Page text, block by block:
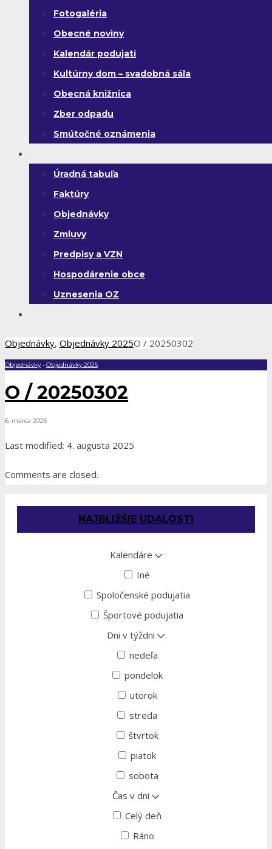
Fotogaléria
Obecné noviny
Kalendár podujatí
Kultúrny dom – svadobná sála
Obecná knižnica
Zber odpadu
Smútočné oznámenia
Úradná tabuľa
Faktúry
Objednávky
Zmluvy
Predpisy a VZN
Hospodárenie obce
Uznesenia OZ
Objednávky, Objednávky 2025O / 20250302
Objednávky• Objednávky 2025
O / 20250302
6. marca 2025
Last modified: 4. augusta 2025
Comments are closed.
NAJBLIŽŠIE UDALOSTI
Kalendáre
Iné
Spoločenské podujatia
Športové podujatia
Dni v týždni
nedeľa
pondelok
utorok
streda
štvrtok
piatok
sobota
Čas v dni
Celý deň
Ráno